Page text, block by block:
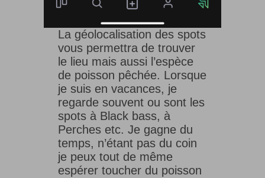
La géolocalisation des spots
vous permettra de trouver
le lieu mais aussi l’espèce
de poisson pêchée. Lorsque
je suis en vacances, je
regarde souvent ou sont les
spots à Black bass, à
Perches etc. Je gagne du
temps, n’étant pas du coin
je peux tout de même
espérer toucher du poisson